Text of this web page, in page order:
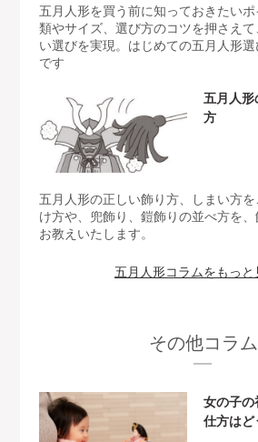
五月人形を買う前に知っておきたい
類やサイズ、選び方のコツを押さえ
い選びを実現。はじめての五月人形
です
五月人
方
五月人形の正しい飾り方、しまい方
け方や、兜飾り、鎧飾りの並べ方を
お教えいたします。
五月人形コラムをもっと
その他コラム
女の子
仕方はど